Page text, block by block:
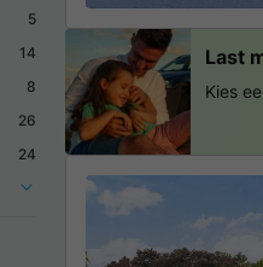
5
14
8
26
24
Last
Kies